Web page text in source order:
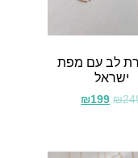
לב עם מפת
ישראל
₪
₪199